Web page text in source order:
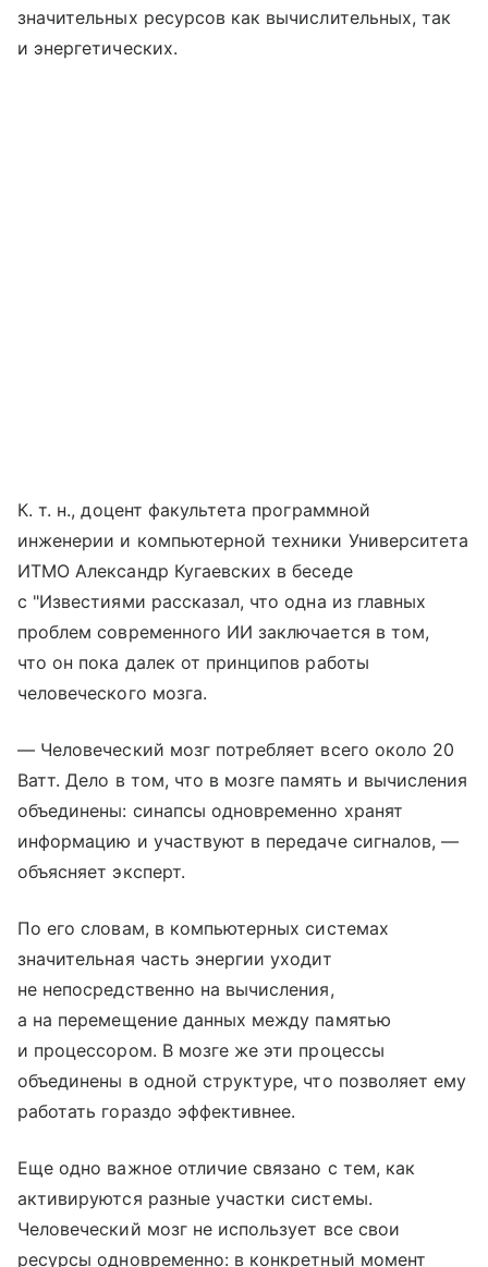
значительных ресурсов как вычислительных, так
и энергетических.
К. т. н., доцент факультета программной
инженерии и компьютерной техники Университета
ИТМО Александр Кугаевских в беседе
с "Известиями рассказал, что одна из главных
проблем современного ИИ заключается в том,
что он пока далек от принципов работы
человеческого мозга.
— Человеческий мозг потребляет всего около 20
Ватт. Дело в том, что в мозге память и вычисления
объединены: синапсы одновременно хранят
информацию и участвуют в передаче сигналов, —
объясняет эксперт.
По его словам, в компьютерных системах
значительная часть энергии уходит
не непосредственно на вычисления,
а на перемещение данных между памятью
и процессором. В мозге же эти процессы
объединены в одной структуре, что позволяет ему
работать гораздо эффективнее.
Еще одно важное отличие связано с тем, как
активируются разные участки системы.
Человеческий мозг не использует все свои
ресурсы одновременно: в конкретный момент